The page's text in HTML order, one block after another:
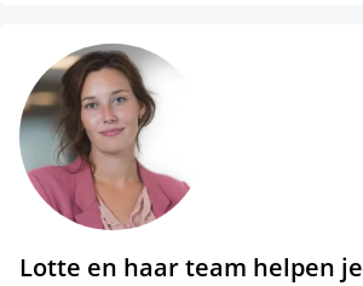
Lotte en haar team helpen je